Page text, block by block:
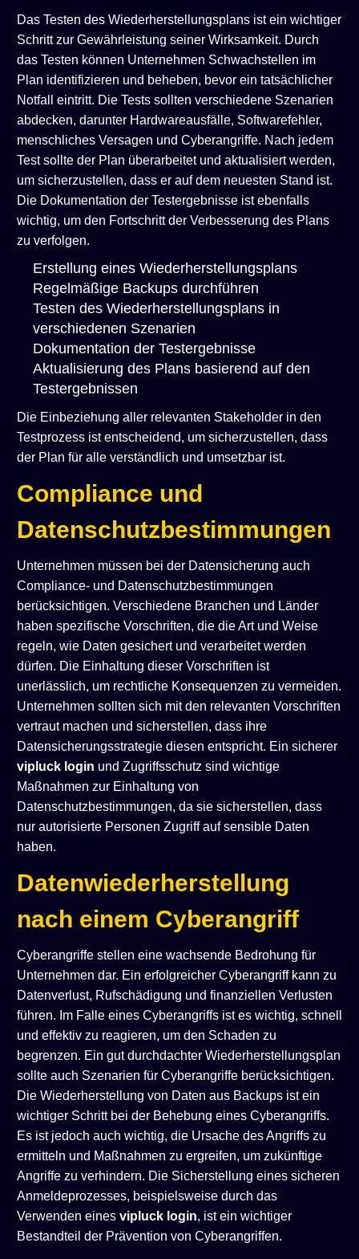
Das Testen des Wiederherstellungsplans ist ein wichtiger
Schritt zur Gewährleistung seiner Wirksamkeit. Durch
das Testen können Unternehmen Schwachstellen im
Plan identifizieren und beheben, bevor ein tatsächlicher
Notfall eintritt. Die Tests sollten verschiedene Szenarien
abdecken, darunter Hardwareausfälle, Softwarefehler,
menschliches Versagen und Cyberangriffe. Nach jedem
Test sollte der Plan überarbeitet und aktualisiert werden,
um sicherzustellen, dass er auf dem neuesten Stand ist.
Die Dokumentation der Testergebnisse ist ebenfalls
wichtig, um den Fortschritt der Verbesserung des Plans
zu verfolgen.
Erstellung eines Wiederherstellungsplans
Regelmäßige Backups durchführen
Testen des Wiederherstellungsplans in
verschiedenen Szenarien
Dokumentation der Testergebnisse
Aktualisierung des Plans basierend auf den
Testergebnissen
Die Einbeziehung aller relevanten Stakeholder in den
Testprozess ist entscheidend, um sicherzustellen, dass
der Plan für alle verständlich und umsetzbar ist.
Compliance und
Datenschutzbestimmungen
Unternehmen müssen bei der Datensicherung auch
Compliance- und Datenschutzbestimmungen
berücksichtigen. Verschiedene Branchen und Länder
haben spezifische Vorschriften, die die Art und Weise
regeln, wie Daten gesichert und verarbeitet werden
dürfen. Die Einhaltung dieser Vorschriften ist
unerlässlich, um rechtliche Konsequenzen zu vermeiden.
Unternehmen sollten sich mit den relevanten Vorschriften
vertraut machen und sicherstellen, dass ihre
Datensicherungsstrategie diesen entspricht. Ein sicherer
vipluck login und Zugriffsschutz sind wichtige
Maßnahmen zur Einhaltung von
Datenschutzbestimmungen, da sie sicherstellen, dass
nur autorisierte Personen Zugriff auf sensible Daten
haben.
Datenwiederherstellung
nach einem Cyberangriff
Cyberangriffe stellen eine wachsende Bedrohung für
Unternehmen dar. Ein erfolgreicher Cyberangriff kann zu
Datenverlust, Rufschädigung und finanziellen Verlusten
führen. Im Falle eines Cyberangriffs ist es wichtig, schnell
und effektiv zu reagieren, um den Schaden zu
begrenzen. Ein gut durchdachter Wiederherstellungsplan
sollte auch Szenarien für Cyberangriffe berücksichtigen.
Die Wiederherstellung von Daten aus Backups ist ein
wichtiger Schritt bei der Behebung eines Cyberangriffs.
Es ist jedoch auch wichtig, die Ursache des Angriffs zu
ermitteln und Maßnahmen zu ergreifen, um zukünftige
Angriffe zu verhindern. Die Sicherstellung eines sicheren
Anmeldeprozesses, beispielsweise durch das
Verwenden eines vipluck login, ist ein wichtiger
Bestandteil der Prävention von Cyberangriffen.